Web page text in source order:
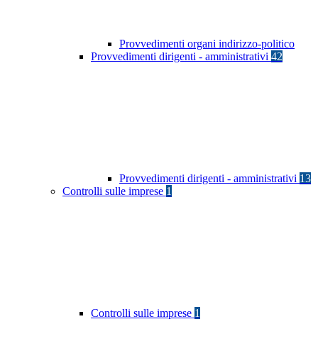
Provvedimenti organi indirizzo-politico
Provvedimenti dirigenti - amministrativi 42
Provvedimenti dirigenti - amministrativi 13
Controlli sulle imprese 1
Controlli sulle imprese 1